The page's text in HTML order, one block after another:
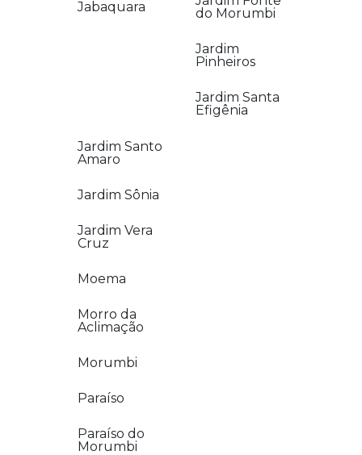
Jabaquara
do Morumbi
Jardim
Pinheiros
Jardim Santa
Efigênia
Jardim Santo
Amaro
Jardim Sônia
Jardim Vera
Cruz
Moema
Morro da
Aclimação
Morumbi
Paraíso
Paraíso do
Morumbi